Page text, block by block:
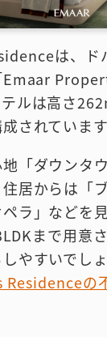
は、ド
Emaar
ルは高さ
されています
「ダウンタ
居からは「
ラ」などを
まで用意
やすいでしょ
Residenceの